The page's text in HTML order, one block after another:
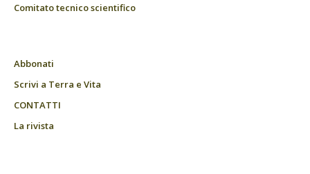
Comitato tecnico scientifico
Abbonati
Scrivi a Terra e Vita
CONTATTI
La rivista